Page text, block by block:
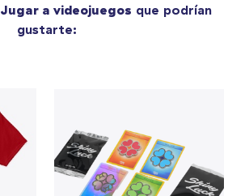
Jugar a videojuegos que podrían
gustarte: